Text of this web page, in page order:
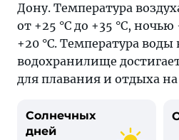
Дону. Температура
от +25 °C до +35 °C, ночью
+20 °C. Температура воды
водохранилище
для плавания и отдыха
Солнечных
дней